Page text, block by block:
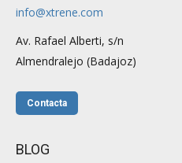
info@xtrene.com
Av. Rafael Alberti, s/n
Almendralejo (Badajoz)
Contacta
BLOG